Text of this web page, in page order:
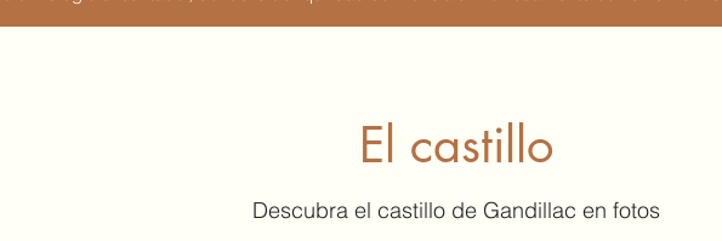
El castillo
Descubra el castillo de Gandillac en fotos